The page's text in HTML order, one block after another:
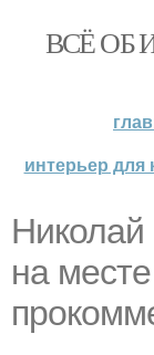
ВСЁ ОБ
интерьер для
на